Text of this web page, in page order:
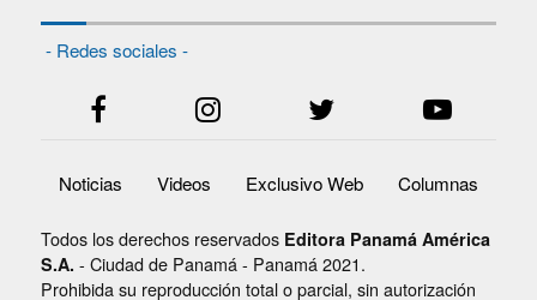
- Redes sociales -
Noticias Videos Exclusivo Web Columnas
Todos los derechos reservados Editora Panamá América
S.A. - Ciudad de Panamá - Panamá 2021.
Prohibida su reproducción total o parcial, sin autorización